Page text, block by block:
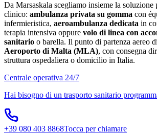
Da Marsaskala scegliamo insieme la soluzione
clinico: ambulanza privata su gomma con
infermieristica, aeroambulanza dedicata in
terapia intensiva oppure volo di linea con
sanitario o barella. Il punto di partenza aereo
Aeroporto di Malta (MLA), con consegna
struttura ospedaliera o domicilio in Italia.
Centrale operativa 24/7
Hai bisogno di un trasporto sanitario
+39 080 403 8868Tocca per chiamare